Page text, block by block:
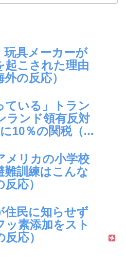
玩具メーカーが
起こされた理由
の反応）
ている」トラン
ランド領有反対
10％の関税（...
メリカの小学校
難訓練はこんな
応）
住民に知らせず
ッ素添加をスト
応）